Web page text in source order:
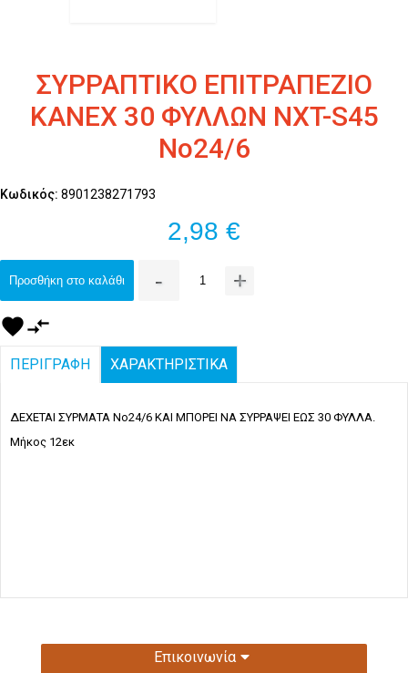
ΣΥΡΡΑΠΤΙΚΟ ΕΠΙΤΡΑΠΕΖΙΟ
KANEX 30 ΦΥΛΛΩΝ NXT-S45
No24/6
Κωδικός: 8901238271793
2,98 €
Προσθήκη στο καλάθι - +
favoritecompare_arrows
ΠΕΡΙΓΡΑΦΗ ΧΑΡΑΚΤΗΡΙΣΤΙΚΑ
ΔΕΧΕΤΑΙ ΣΥΡΜΑΤΑ Νο24/6 ΚΑΙ ΜΠΟΡΕΙ ΝΑ ΣΥΡΡΑΨΕΙ ΕΩΣ 30 ΦΥΛΛΑ.
Μήκος 12εκ
Επικοινωνία